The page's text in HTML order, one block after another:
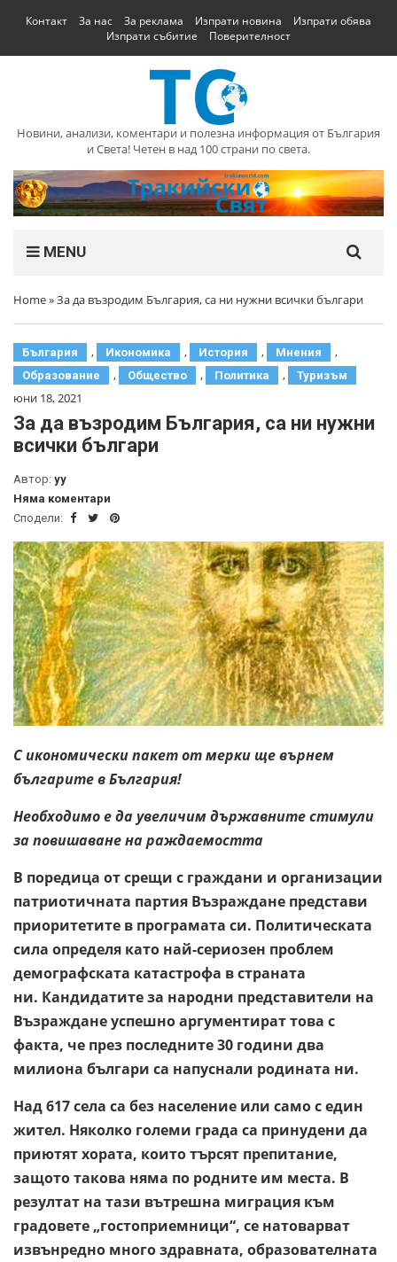
Контакт За нас За реклама Изпрати новина
Изпрати обява
Изпрати събитие
Поверителност
Новини, анализи, коментари и полезна информация от България
и Света! Четен в над 100 страни по света.
MENU
Home»За да възродим България, са ни нужни всички българи
България , Икономика , История , Мнения ,
Образование , Общество , Политика , Туризъм
юни 18, 2021
За да възродим България, са ни нужни
всички българи
Автор: yy
Няма коментари
Сподели:
С икономически пакет от мерки ще върнем
българите в България!
Необходимо е да увеличим държавните стимули
за повишаване на раждаемостта
В поредица от срещи с граждани и организации
патриотичната партия Възраждане представи
приоритетите в програмата си. Политическата
сила определя като най-сериозен проблем
демографската катастрофа в страната
ни. Кандидатите за народни представители на
Възраждане успешно аргументират това с
факта, че през последните 30 години два
милиона българи са напуснали родината ни.
Над 617 села са без население или само с един
жител. Няколко големи града са принудени да
приютят хората, които търсят препитание,
защото такова няма по родните им места. В
резултат на тази вътрешна миграция към
градовете „гостоприемници“, се натоварват
извънредно много здравната, образователната